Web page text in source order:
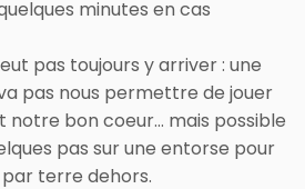
minutes en cas
pas toujours y arriver : une
pas nous permettre de jouer
notre bon coeur… mais possible
pas sur une entorse pour
terre dehors.